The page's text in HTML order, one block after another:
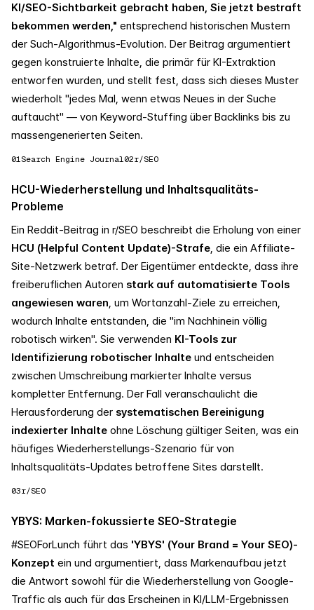
KI/SEO-Sichtbarkeit gebracht haben, Sie jetzt bestraft
bekommen werden," entsprechend historischen Mustern
der Such-Algorithmus-Evolution. Der Beitrag argumentiert
gegen konstruierte Inhalte, die primär für KI-Extraktion
entworfen wurden, und stellt fest, dass sich dieses Muster
wiederholt "jedes Mal, wenn etwas Neues in der Suche
auftaucht" — von Keyword-Stuffing über Backlinks bis zu
massengenerierten Seiten.
01Search Engine Journal02r/SEO
HCU-Wiederherstellung und Inhaltsqualitäts-
Probleme
Ein Reddit-Beitrag in r/SEO beschreibt die Erholung von einer
HCU (Helpful Content Update)-Strafe, die ein Affiliate-
Site-Netzwerk betraf. Der Eigentümer entdeckte, dass ihre
freiberuflichen Autoren stark auf automatisierte Tools
angewiesen waren, um Wortanzahl-Ziele zu erreichen,
wodurch Inhalte entstanden, die "im Nachhinein völlig
robotisch wirken". Sie verwenden KI-Tools zur
Identifizierung robotischer Inhalte und entscheiden
zwischen Umschreibung markierter Inhalte versus
kompletter Entfernung. Der Fall veranschaulicht die
Herausforderung der systematischen Bereinigung
indexierter Inhalte ohne Löschung gültiger Seiten, was ein
häufiges Wiederherstellungs-Szenario für von
Inhaltsqualitäts-Updates betroffene Sites darstellt.
03r/SEO
YBYS: Marken-fokussierte SEO-Strategie
#SEOForLunch führt das 'YBYS' (Your Brand = Your SEO)-
Konzept ein und argumentiert, dass Markenaufbau jetzt
die Antwort sowohl für die Wiederherstellung von Google-
Traffic als auch für das Erscheinen in KI/LLM-Ergebnissen